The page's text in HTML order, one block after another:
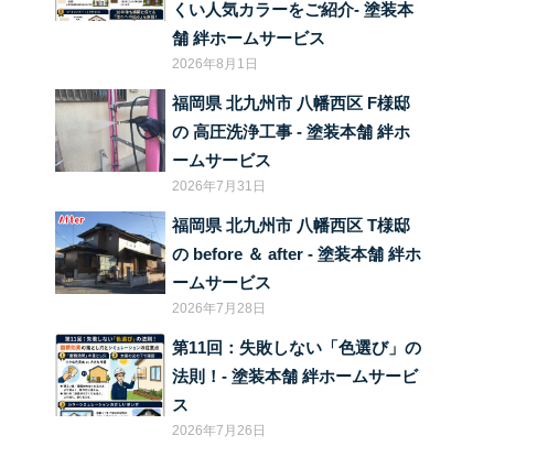
くい人気カラーをご紹介‐ 塗装本
舗 絆ホームサービス
2026年8月1日
福岡県 北九州市 八幡西区 F様邸
の 高圧洗浄工事 ‐ 塗装本舗 絆ホ
ームサービス
2026年7月31日
福岡県 北九州市 八幡西区 T様邸
の before ＆ after ‐ 塗装本舗 絆ホ
ームサービス
2026年7月28日
第11回：失敗しない「色選び」の
法則！‐ 塗装本舗 絆ホームサービ
ス
2026年7月26日